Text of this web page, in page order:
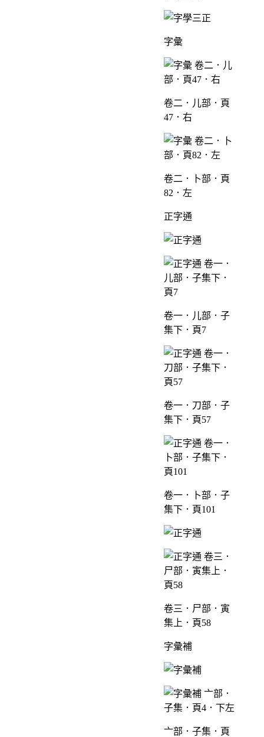
字彙
卷二．儿部．頁
47．右
卷二．卜部．頁
82．左
正字通
卷一．儿部．子
集下．頁7
卷一．刀部．子
集下．頁57
卷一．卜部．子
集下．頁101
卷三．尸部．寅
集上．頁58
字彙補
亠部．子集．頁